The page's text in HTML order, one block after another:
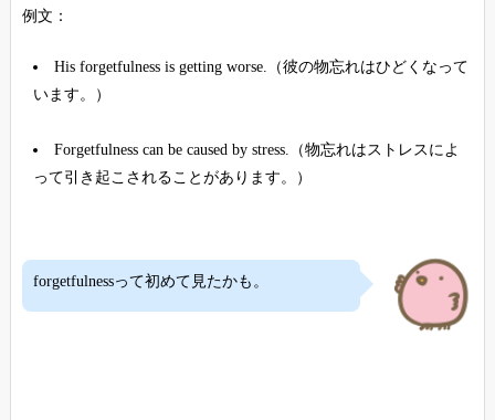
例文：
His forgetfulness is getting worse.（彼の物忘れはひどくなって
います。）
Forgetfulness can be caused by stress.（物忘れはストレスによ
って引き起こされることがあります。）
forgetfulnessって初めて見たかも。